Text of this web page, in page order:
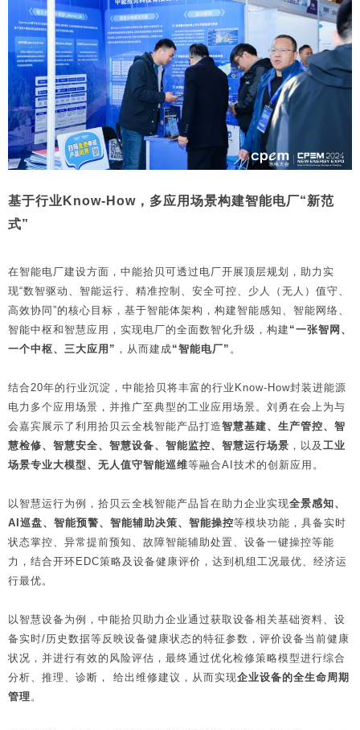
基于行业Know-How，多应用场景构建智能电厂“新范
式”
在智能电厂建设方面，中能拾贝可透过电厂开展顶层规划，助力实
现“数智驱动、智能运行、精准控制、安全可控、少人（无人）值守、
高效协同”的核心目标，基于智能体架构，构建智能感知、智能网络、
智能中枢和智慧应用，实现电厂的全面数智化升级，构建 “一张智网、
一个中枢、三大应用” ，从而建成“智能电厂” 。
结合20年的行业沉淀，中能拾贝将丰富的行业Know-How封装进能源
电力多个应用场景，并推广至典型的工业应用场景。刘勇在会上为与
会嘉宾展示了利用拾贝云全栈智能产品打造智慧基建、生产管控、智
慧检修、智慧安全、智慧设备、智能监控、智慧运行场景 ，以及 工业
场景专业大模型、无人值守智能巡维等融合AI技术的创新应用。
以智慧运行为例，拾贝云全栈智能产品旨在助力企业实现全景感知、
AI巡盘、智能预警、智能辅助决策、智能操控等模块功能，具备实时
状态掌控、异常提前预知、故障智能辅助处置、设备一键操控等能
力，结合开环EDC策略及设备健康评价，达到机组工况最优、经济运
行最优。
以智慧设备为例，中能拾贝助力企业通过获取设备相关基础资料、设
备实时/历史数据等反映设备健康状态的特征参数，评价设备当前健康
状况，并进行有效的风险评估，最终通过优化检修策略模型进行综合
分析、推理、诊断， 给出维修建议，从而实现企业设备的全生命周期
管理。